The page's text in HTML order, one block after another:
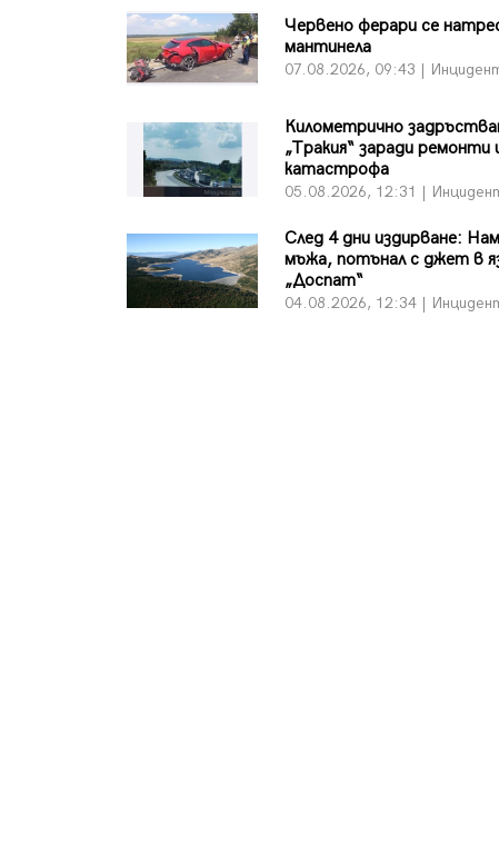
Червено ферари се
мантинела
07.08.2026, 09:43 |
Километрично
„Тракия“ заради ремонти
катастрофа
05.08.2026, 12:31 |
След 4 дни издирване:
мъжа, потънал с джет в
„Доспат“
04.08.2026, 12:34 |